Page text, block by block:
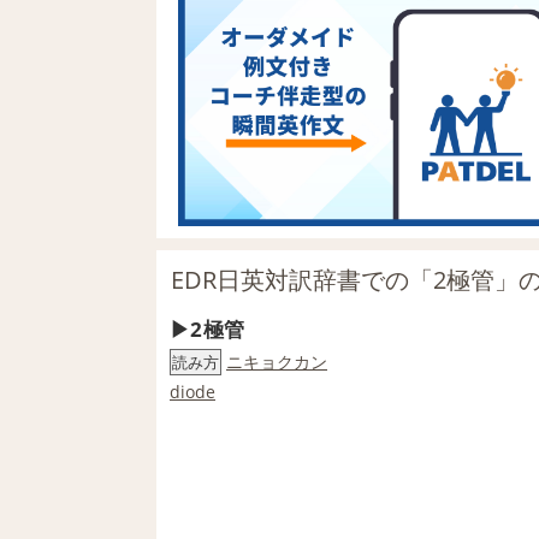
EDR日英対訳辞書での「2極管」
2極管
読み方 ニキョクカン
diode